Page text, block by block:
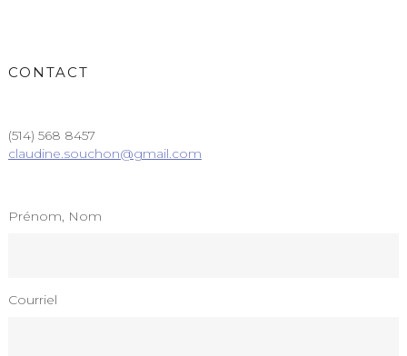
CONTACT
(514) 568 8457
claudine.souchon@gmail.com
Prénom, Nom
Courriel